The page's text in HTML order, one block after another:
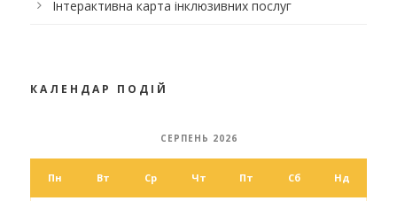
Інтерактивна карта інклюзивних послуг
КАЛЕНДАР ПОДІЙ
СЕРПЕНЬ 2026
Пн Вт Ср Чт Пт Сб Нд